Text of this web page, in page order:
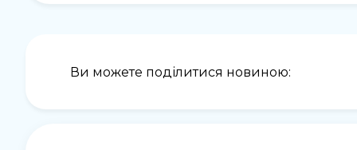
Ви можете поділитися новиною: